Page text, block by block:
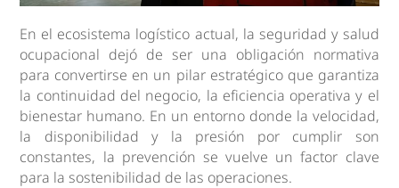
En el ecosistema logístico actual, la seguridad y salud
ocupacional dejó de ser una obligación normativa
para convertirse en un pilar estratégico que garantiza
la continuidad del negocio, la eficiencia operativa y el
bienestar humano. En un entorno donde la velocidad,
la disponibilidad y la presión por cumplir son
constantes, la prevención se vuelve un factor clave
para la sostenibilidad de las operaciones.